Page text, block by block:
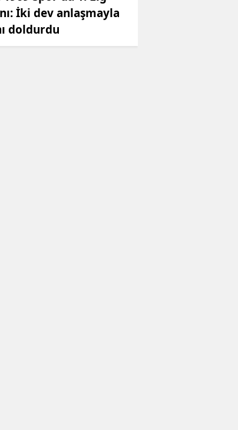
İki dev anlaşmayla
doldurdu